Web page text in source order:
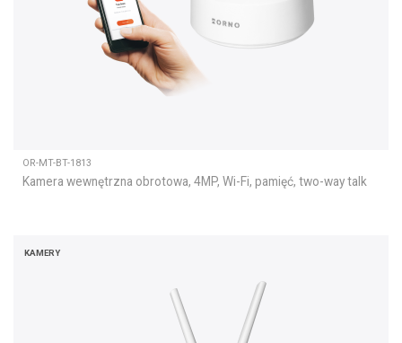
OR-MT-BT-1813
Kamera wewnętrzna obrotowa, 4MP, Wi-Fi, pamięć, two-way talk
KAMERY